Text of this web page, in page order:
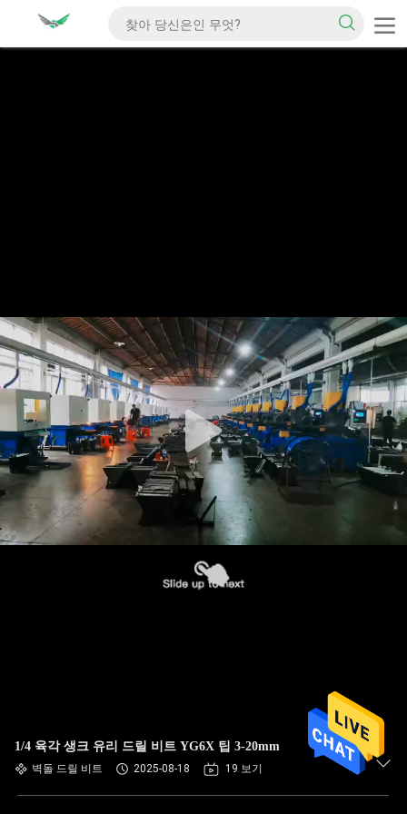
1/4 육각 생크 유리 드릴 비트 YG6X 팁 3-20mm
벽돌 드릴 비트 2025-08-18 19 보기